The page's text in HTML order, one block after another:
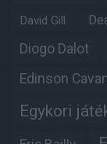
David Gill
Diogo Dalot
Edinson
Egykori